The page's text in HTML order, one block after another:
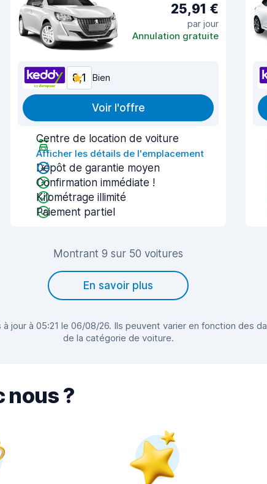
25,91 €
par jour
Annulation gratuite
8,1 Bien
Voir l'offre
Centre de location de voiture
Afficher les détails de l'emplacement
Dépôt de garantie moyen
Confirmation immédiate !
Kilométrage illimité
Paiement partiel
Montrant 9 sur 50 voitures
En savoir plus
jour à 05:21 le 06/08/26. Ils peuvent varier en fonction des
de la catégorie de voiture.
nous ?